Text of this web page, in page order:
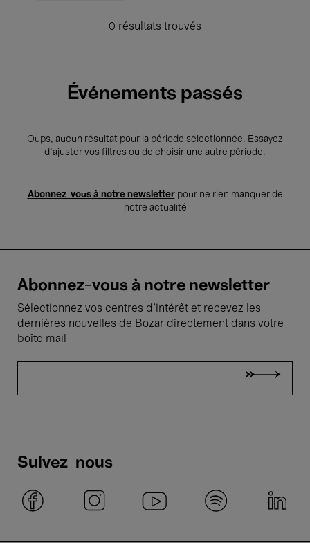
0 résultats trouvés
Événements passés
Oups, aucun résultat pour la période sélectionnée. Essayez
d’ajuster vos filtres ou de choisir une autre période.
Abonnez-vous à notre newsletterpour ne rien manquer de
notre actualité
Abonnez-vous à notre newsletter
Sélectionnez vos centres d'intérêt et recevez les
dernières nouvelles de Bozar directement dans votre
boîte mail
Suivez-nous